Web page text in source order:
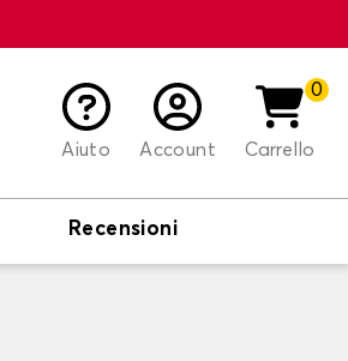
Aiuto
Account
0
Carrello
Recensioni